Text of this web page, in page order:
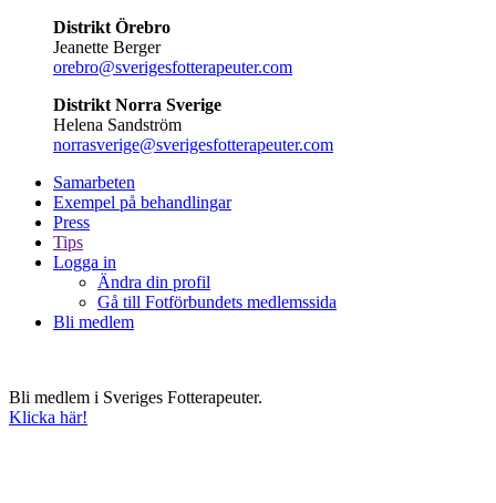
Distrikt Örebro
Jeanette Berger
orebro@sverigesfotterapeuter.com
Distrikt Norra Sverige
Helena Sandström
norrasverige@sverigesfotterapeuter.com
Samarbeten
Exempel på behandlingar
Press
Tips
Logga in
Ändra din profil
Gå till Fotförbundets medlemssida
Bli medlem
Bli medlem i Sveriges Fotterapeuter.
Klicka här!